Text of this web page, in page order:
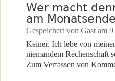
Wer macht
am
Gespeichert von Gast am 9
Keiner. Ich lebe von
niemandem Rechenschaft
Zum Verfassen von